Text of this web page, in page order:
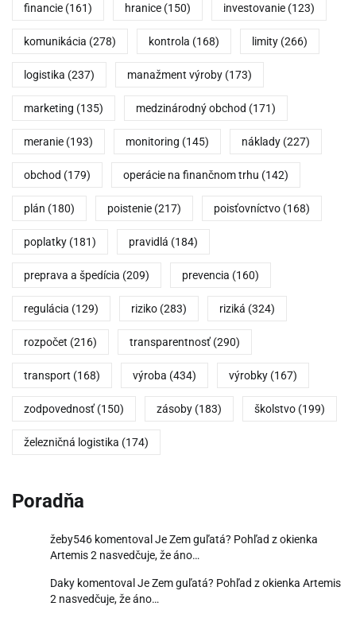
financie (161) hranice (150) investovanie (123)
komunikácia (278) kontrola (168) limity (266)
logistika (237) manažment výroby (173)
marketing (135) medzinárodný obchod (171)
meranie (193) monitoring (145) náklady (227)
obchod (179) operácie na finančnom trhu (142)
plán (180) poistenie (217) poisťovníctvo (168)
poplatky (181) pravidlá (184)
preprava a špedícia (209) prevencia (160)
regulácia (129) riziko (283) riziká (324)
rozpočet (216) transparentnosť (290)
transport (168) výroba (434) výrobky (167)
zodpovednosť (150) zásoby (183) školstvo (199)
železničná logistika (174)
Poradňa
žeby546 komentovalJe Zem guľatá? Pohľad z okienka
Artemis 2 nasvedčuje, že áno…
Daky komentovalJe Zem guľatá? Pohľad z okienka Artemis
2 nasvedčuje, že áno…